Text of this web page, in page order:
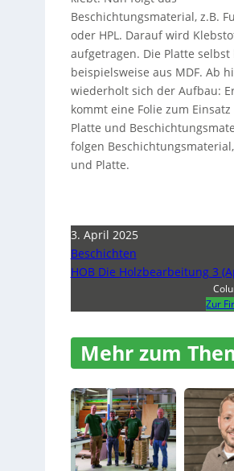
Beschichtungsmaterial, z.B.
oder HPL. Darauf wird
aufgetragen. Die Platte selbst
beispielsweise aus MDF. Ab
wiederholt sich der Aufbau:
kommt eine Folie zum
Platte und
folgen
und Platte.
3. April 2025
Beschichten
HOB Die Holzbearbeitung 3
Zur
Mehr zum